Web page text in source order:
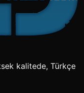
kalitede, Türkçe